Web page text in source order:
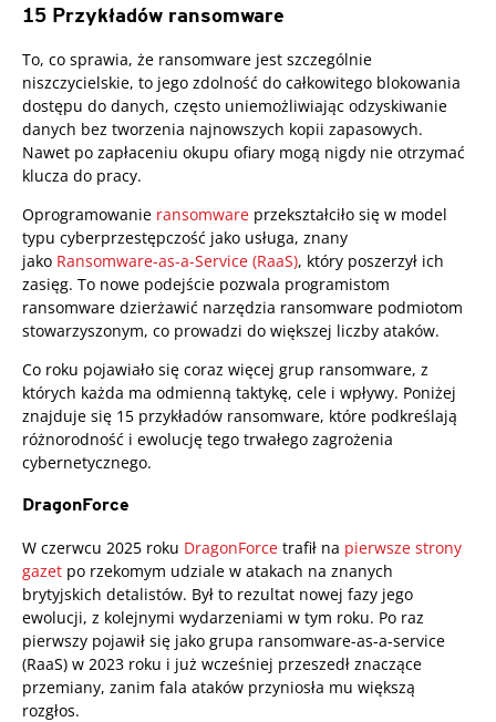
15 Przykładów ransomware
To, co sprawia, że ransomware jest szczególnie
niszczycielskie, to jego zdolność do całkowitego blokowania
dostępu do danych, często uniemożliwiając odzyskiwanie
danych bez tworzenia najnowszych kopii zapasowych.
Nawet po zapłaceniu okupu ofiary mogą nigdy nie otrzymać
klucza do pracy.
Oprogramowanie ransomware przekształciło się w model
typu cyberprzestępczość jako usługa, znany
jako Ransomware-as-a-Service (RaaS), który poszerzył ich
zasięg. To nowe podejście pozwala programistom
ransomware dzierżawić narzędzia ransomware podmiotom
stowarzyszonym, co prowadzi do większej liczby ataków.
Co roku pojawiało się coraz więcej grup ransomware, z
których każda ma odmienną taktykę, cele i wpływy. Poniżej
znajduje się 15 przykładów ransomware, które podkreślają
różnorodność i ewolucję tego trwałego zagrożenia
cybernetycznego.
DragonForce
W czerwcu 2025 roku DragonForce trafił na pierwsze strony
gazet po rzekomym udziale w atakach na znanych
brytyjskich detalistów. Był to rezultat nowej fazy jego
ewolucji, z kolejnymi wydarzeniami w tym roku. Po raz
pierwszy pojawił się jako grupa ransomware-as-a-service
(RaaS) w 2023 roku i już wcześniej przeszedł znaczące
przemiany, zanim fala ataków przyniosła mu większą
rozgłos.